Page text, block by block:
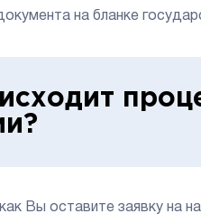
на бланке
как Вы оставите заявку на